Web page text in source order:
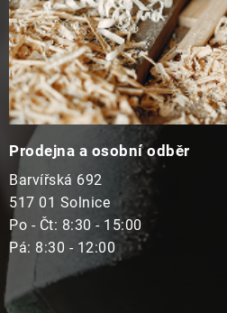
Prodejna a osobní odběr
Barvířská 692
517 01 Solnice
Po - Čt: 8:30 - 15:00
Pá: 8:30 - 12:00